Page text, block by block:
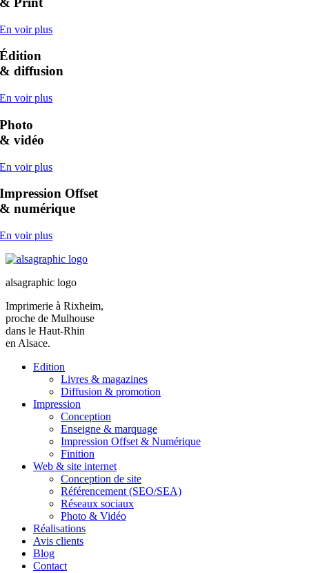
En voir plus
Édition
& diffusion
En voir plus
Photo
& vidéo
En voir plus
Impression Offset
& numérique
En voir plus
alsagraphic logo
Imprimerie à Rixheim,
proche de Mulhouse
dans le Haut-Rhin
en Alsace.
Edition
Livres & magazines
Diffusion & promotion
Impression
Conception
Enseigne & marquage
Impression Offset & Numérique
Finition
Web & site internet
Conception de site
Référencement (SEO/SEA)
Réseaux sociaux
Photo & Vidéo
Réalisations
Avis clients
Blog
Contact